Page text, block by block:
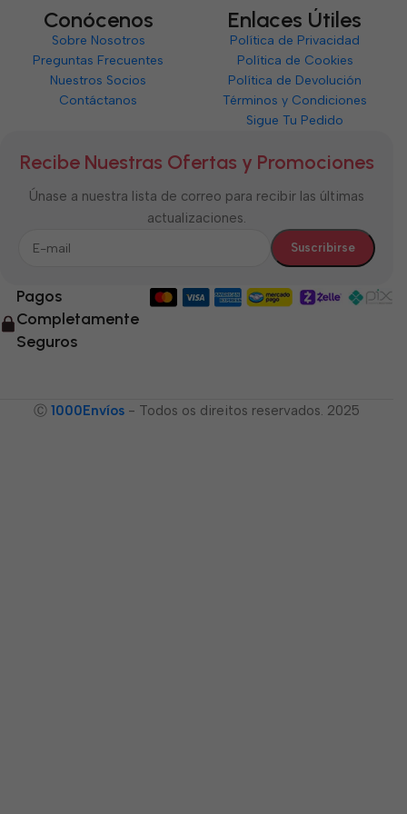
Conócenos
Sobre Nosotros
Preguntas Frecuentes
Nuestros Socios
Contáctanos
Enlaces Útiles
Política de Privacidad
Política de Cookies
Política de Devolución
Términos y Condiciones
Sigue Tu Pedido
Recibe Nuestras Ofertas y Promociones
Únase a nuestra lista de correo para recibir las últimas
actualizaciones.
Pagos
Completamente
Seguros
Ⓒ 1000Envíos - Todos os direitos reservados. 2025